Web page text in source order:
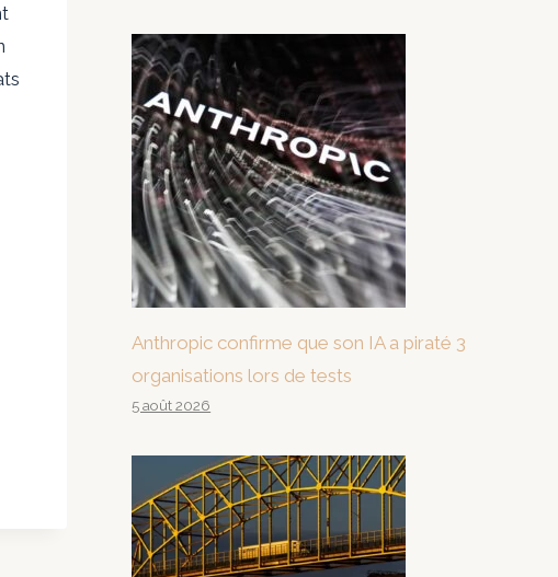
Anthropic confirme que son IA a piraté 3
organisations lors de tests
5 août 2026